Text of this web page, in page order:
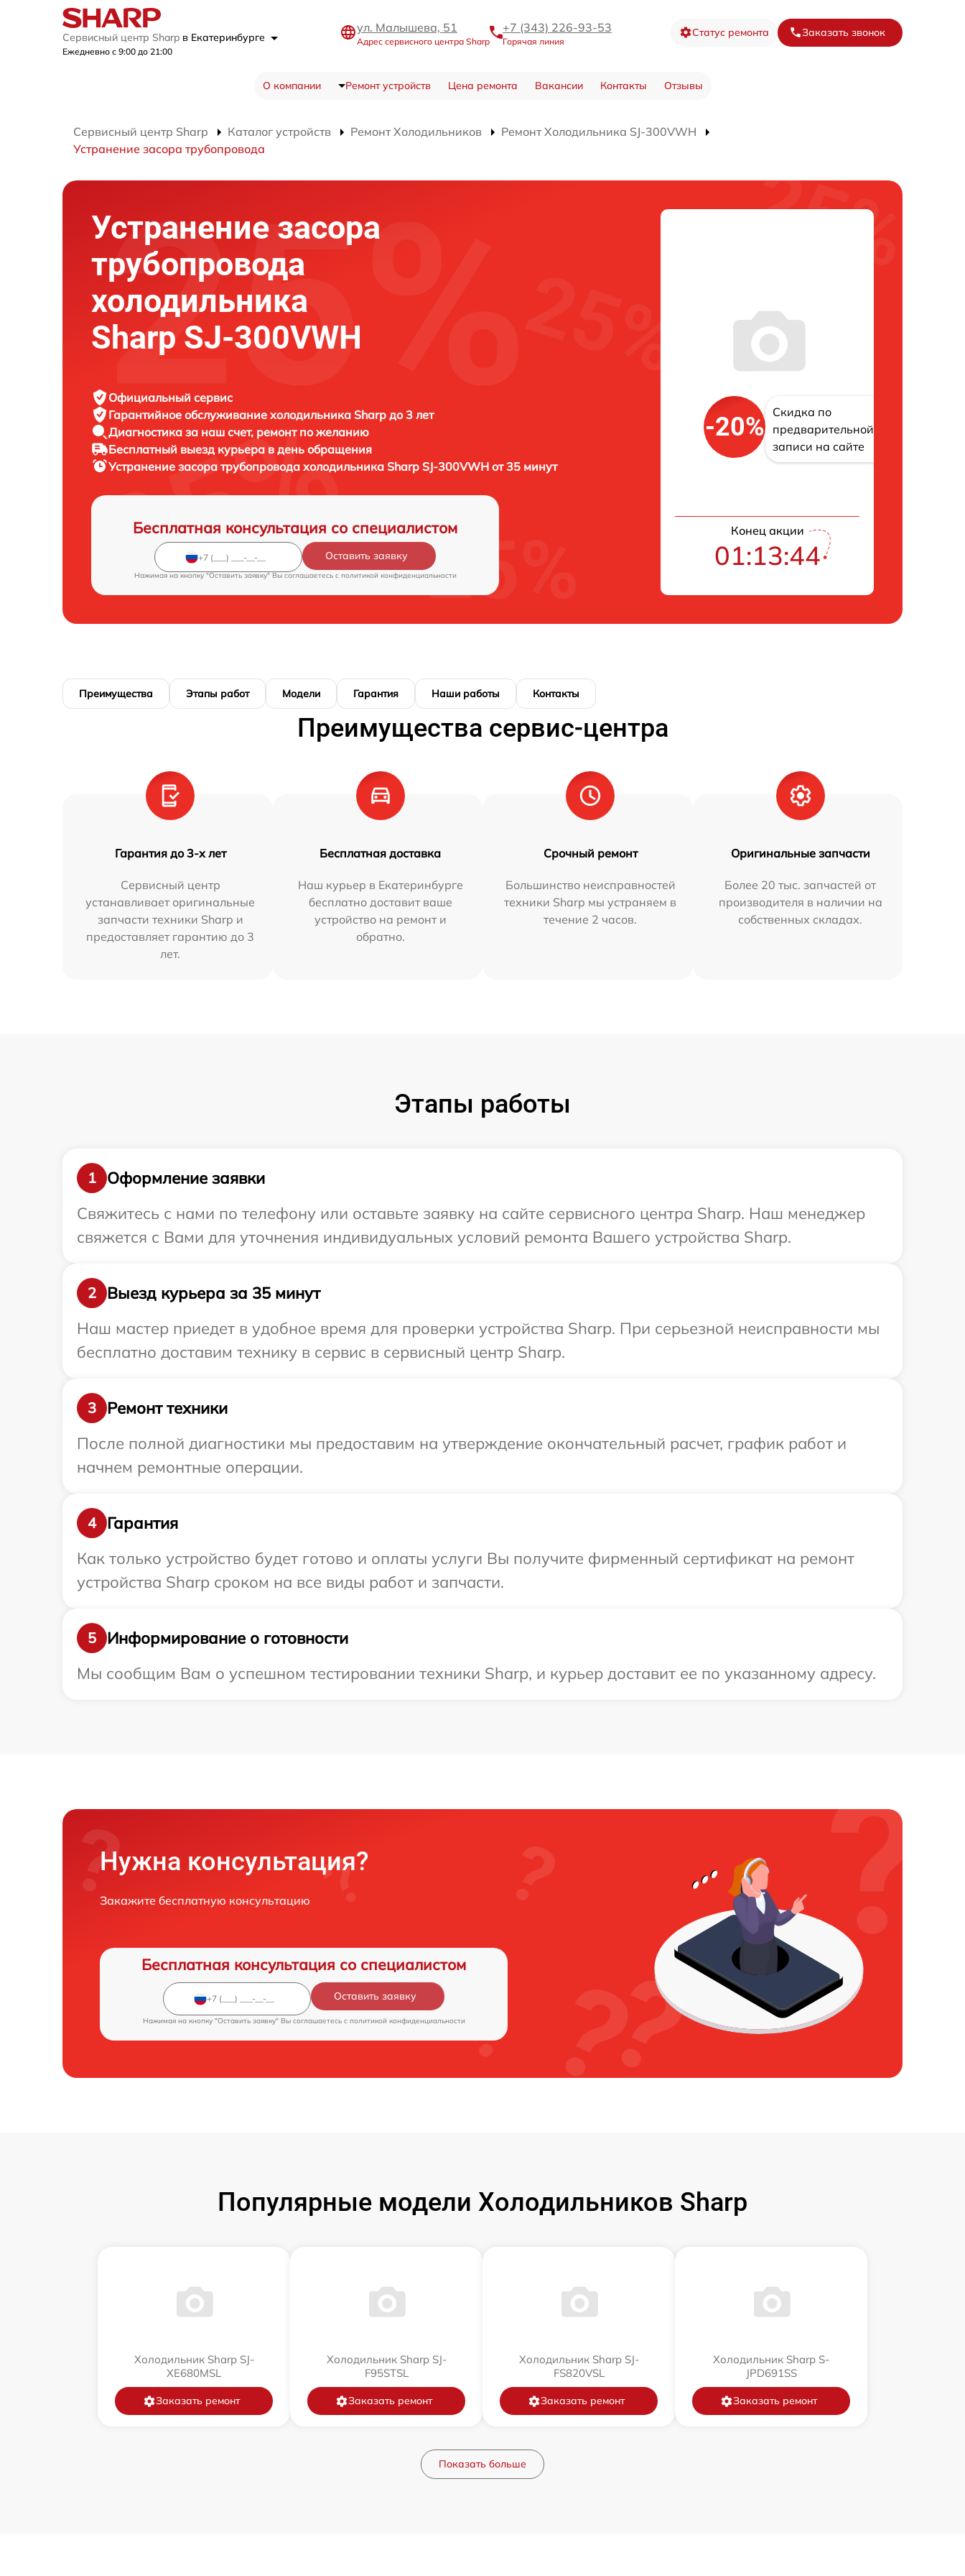
Сервисный центр Sharp в Екатеринбурге
Ежедневно с 9:00 до 21:00
ул. Малышева, 51
Адрес сервисного центра Sharp
+7 (343) 226-93-53
Горячая линия
Статус ремонта Заказать звонок
О компании Ремонт устройств Цена ремонта Вакансии Контакты Отзывы
Сервисный центр Sharp Каталог устройств Ремонт Холодильников
Ремонт Холодильника SJ-300VWH
Устранение засора трубопровода
Устранение засора
трубопровода
холодильника
Sharp SJ-300VWH
Официальный сервис
Гарантийное обслуживание холодильника Sharp до 3 лет
Диагностика за наш счет, ремонт по желанию
Бесплатный выезд курьера в день обращения
Устранение засора трубопровода холодильника Sharp SJ-300VWH от 35 минут
Бесплатная консультация со специалистом
Оставить заявку
Нажимая на кнопку "Оставить заявку" Вы соглашаетесь c политикой конфиденциальности
-20%
Скидка по
предварительной
записи на сайте
Конец акции
01:13:43
Преимущества Этапы работ Модели Гарантия Наши работы Контакты
Преимущества сервис-центра
Гарантия до 3-х лет
Сервисный центр
устанавливает оригинальные
запчасти техники Sharp и
предоставляет гарантию до 3
лет.
Бесплатная доставка
Наш курьер в Екатеринбурге
бесплатно доставит ваше
устройство на ремонт и
обратно.
Срочный ремонт
Большинство неисправностей
техники Sharp мы устраняем в
течение 2 часов.
Оригинальные запчасти
Более 20 тыс. запчастей от
производителя в наличии на
собственных складах.
Этапы работы
1
Оформление заявки
Свяжитесь с нами по телефону или оставьте заявку на сайте сервисного центра Sharp. Наш менеджер
свяжется с Вами для уточнения индивидуальных условий ремонта Вашего устройства Sharp.
2
Выезд курьера за 35 минут
Наш мастер приедет в удобное время для проверки устройства Sharp. При серьезной неисправности мы
бесплатно доставим технику в сервис в сервисный центр Sharp.
3
Ремонт техники
После полной диагностики мы предоставим на утверждение окончательный расчет, график работ и
начнем ремонтные операции.
4
Гарантия
Как только устройство будет готово и оплаты услуги Вы получите фирменный сертификат на ремонт
устройства Sharp сроком на все виды работ и запчасти.
5
Информирование о готовности
Мы сообщим Вам о успешном тестировании техники Sharp, и курьер доставит ее по указанному адресу.
Нужна консультация?
Закажите бесплатную консультацию
Бесплатная консультация со специалистом
Оставить заявку
Нажимая на кнопку "Оставить заявку" Вы соглашаетесь c политикой конфиденциальности
Популярные модели Холодильников Sharp
Холодильник Sharp SJ-
XE680MSL
Заказать ремонт
Холодильник Sharp SJ-
F95STSL
Заказать ремонт
Холодильник Sharp SJ-
FS820VSL
Заказать ремонт
Холодильник Sharp S-
JPD691SS
Заказать ремонт
Показать больше